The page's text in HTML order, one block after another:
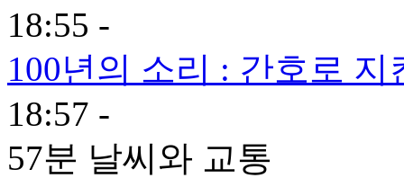
18:55 -
100년의 소리 : 간호로 지
18:57 -
57분 날씨와 교통